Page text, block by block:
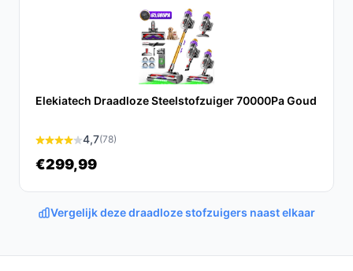
De Bosch Flexxo BBH3ALL28 Serie 4 steelstofzuiger is
een uitstekende keuze voor iedereen die op zoek is
naar een krachtige, gebruiksvriendelijke en veelzijdige
stofzuiger. Met zijn innovatieve functies en efficiënte
prestaties maakt hij schoonmaken een stuk
eenvoudiger.
Ontdek alle specificaties en vergelijk prijzen op
bestedraadlozestofzuiger.nl. Kies bewust wat perfect
Elekiatech Draadloze Steelstofzuiger 70000Pa Goud
4,7(78)
€299,99
Vergelijk deze draadloze stofzuigers naast elkaar